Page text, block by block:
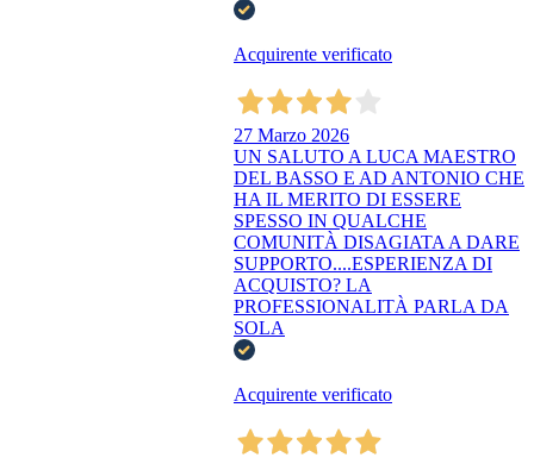
Acquirente verificato
27 Marzo 2026
UN SALUTO A LUCA MAESTRO
DEL BASSO E AD ANTONIO CHE
HA IL MERITO DI ESSERE
SPESSO IN QUALCHE
COMUNITÀ DISAGIATA A DARE
SUPPORTO....ESPERIENZA DI
ACQUISTO? LA
PROFESSIONALITÀ PARLA DA
SOLA
Acquirente verificato